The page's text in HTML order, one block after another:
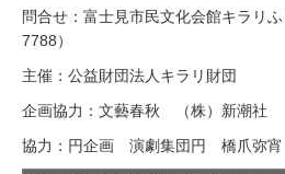
問合せ：富士見市民文化会館キラリ
7788）
主催：公益財団法人キラリ財団
企画協力：文藝春秋 （株）新潮社
協力：円企画 演劇集団円 橋爪弥宵